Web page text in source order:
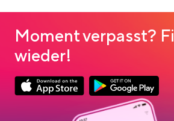
Moment verpasst?
wieder!
Link opens in a new tabLink opens in a new
Google Play